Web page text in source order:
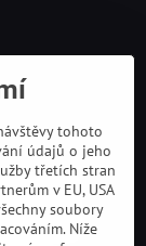
tohoto
údajů o jeho
třetích stran
v EU, USA
soubory
Níže